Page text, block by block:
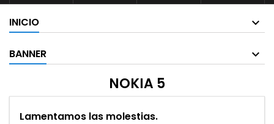
INICIO
BANNER
NOKIA 5
Lamentamos las molestias.